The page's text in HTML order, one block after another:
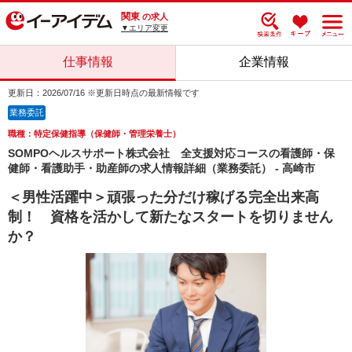
関東 の求人
▼エリア変更
仕事情報 企業情報
更新日：2026/07/16 ※更新日時点の最新情報です
業務委託
職種：特定保健指導（保健師・管理栄養士）
SOMPOヘルスサポート株式会社 全支援対応コースの看護師・保
健師・看護助手・助産師の求人情報詳細（業務委託） - 高崎市
＜男性活躍中＞頑張った分だけ稼げる完全出来高
制！ 資格を活かして新たなスタートを切りません
か？